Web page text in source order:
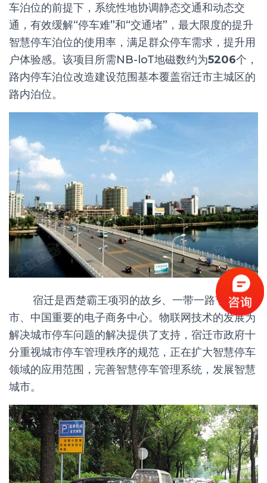
车泊位的前提下，系统性地协调静态交通和动态交
通，有效缓解“停车难”和“交通堵”，最大限度的提升
智慧停车泊位的使用率，满足群众停车需求，提升用
户体验感。该项目所需NB-loT地磁数约为5206个，
路内停车泊位改造建设范围基本覆盖宿迁市主城区的
路内泊位。
宿迁是西楚霸王项羽的故乡、一带一路节点城
市、中国重要的电子商务中心。物联网技术的发展为
解决城市停车问题的解决提供了支持，宿迁市政府十
分重视城市停车管理秩序的规范，正在扩大智慧停车
领域的应用范围，完善智慧停车管理系统，发展智慧
城市。